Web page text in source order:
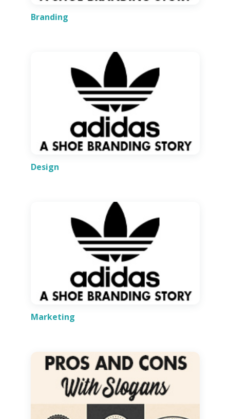
Branding
Design
Marketing